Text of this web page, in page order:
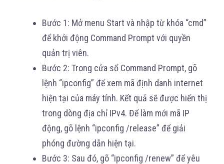
Bước 1: Mở menu Start và nhập từ khóa “cmd”
để khởi động Command Prompt với quyền
quản trị viên.
Bước 2: Trong cửa sổ Command Prompt, gõ
lệnh “ipconfig” để xem mã định danh internet
hiện tại của máy tính. Kết quả sẽ được hiển thị
trong dòng địa chỉ IPv4. Để làm mới mã IP
động, gõ lệnh “ipconfig /release” để giải
phóng đường dẫn hiện tại.
Bước 3: Sau đó, gõ “ipconfig /renew” để yêu